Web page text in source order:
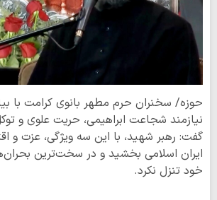
حوزه/ سخنران حرم مطهر بانوی کرامت با
نیازمند شجاعت ابراهیمی، حریت علوی و
گفت: رهبر شهید، با این سه ویژگی، عزت و
ایران اسلامی بخشید و در سخت‌ترین
خود تنزل نکرد.